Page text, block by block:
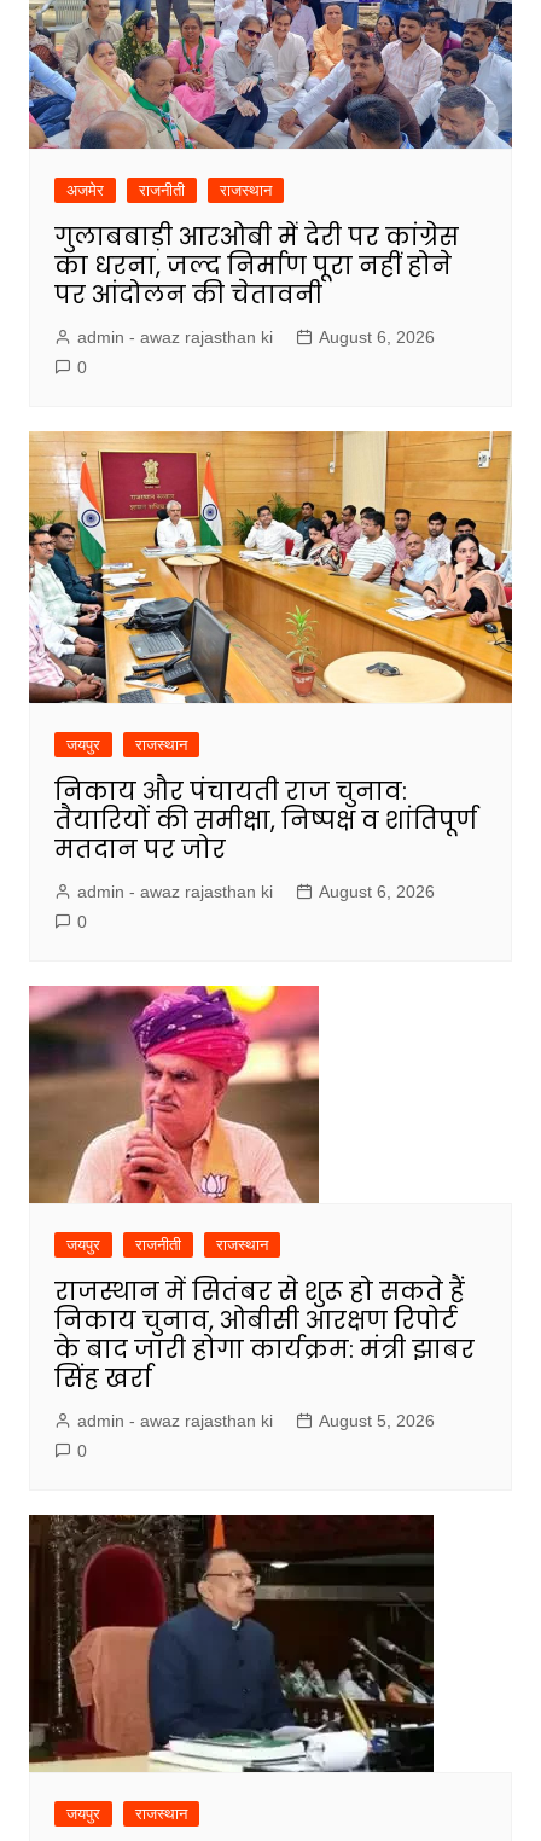
अजमेर राजनीती राजस्थान
गुलाबबाड़ी आरओबी में देरी पर कांग्रेस
का धरना, जल्द निर्माण पूरा नहीं होने
पर आंदोलन की चेतावनी
admin - awaz rajasthan ki
August 6, 2026
0
जयपुर राजस्थान
निकाय और पंचायती राज चुनाव:
तैयारियों की समीक्षा, निष्पक्ष व शांतिपूर्ण
मतदान पर जोर
admin - awaz rajasthan ki
August 6, 2026
0
जयपुर राजनीती राजस्थान
राजस्थान में सितंबर से शुरू हो सकते हैं
निकाय चुनाव, ओबीसी आरक्षण रिपोर्ट
के बाद जारी होगा कार्यक्रम: मंत्री झाबर
सिंह खर्रा
admin - awaz rajasthan ki
August 5, 2026
0
जयपुर राजस्थान